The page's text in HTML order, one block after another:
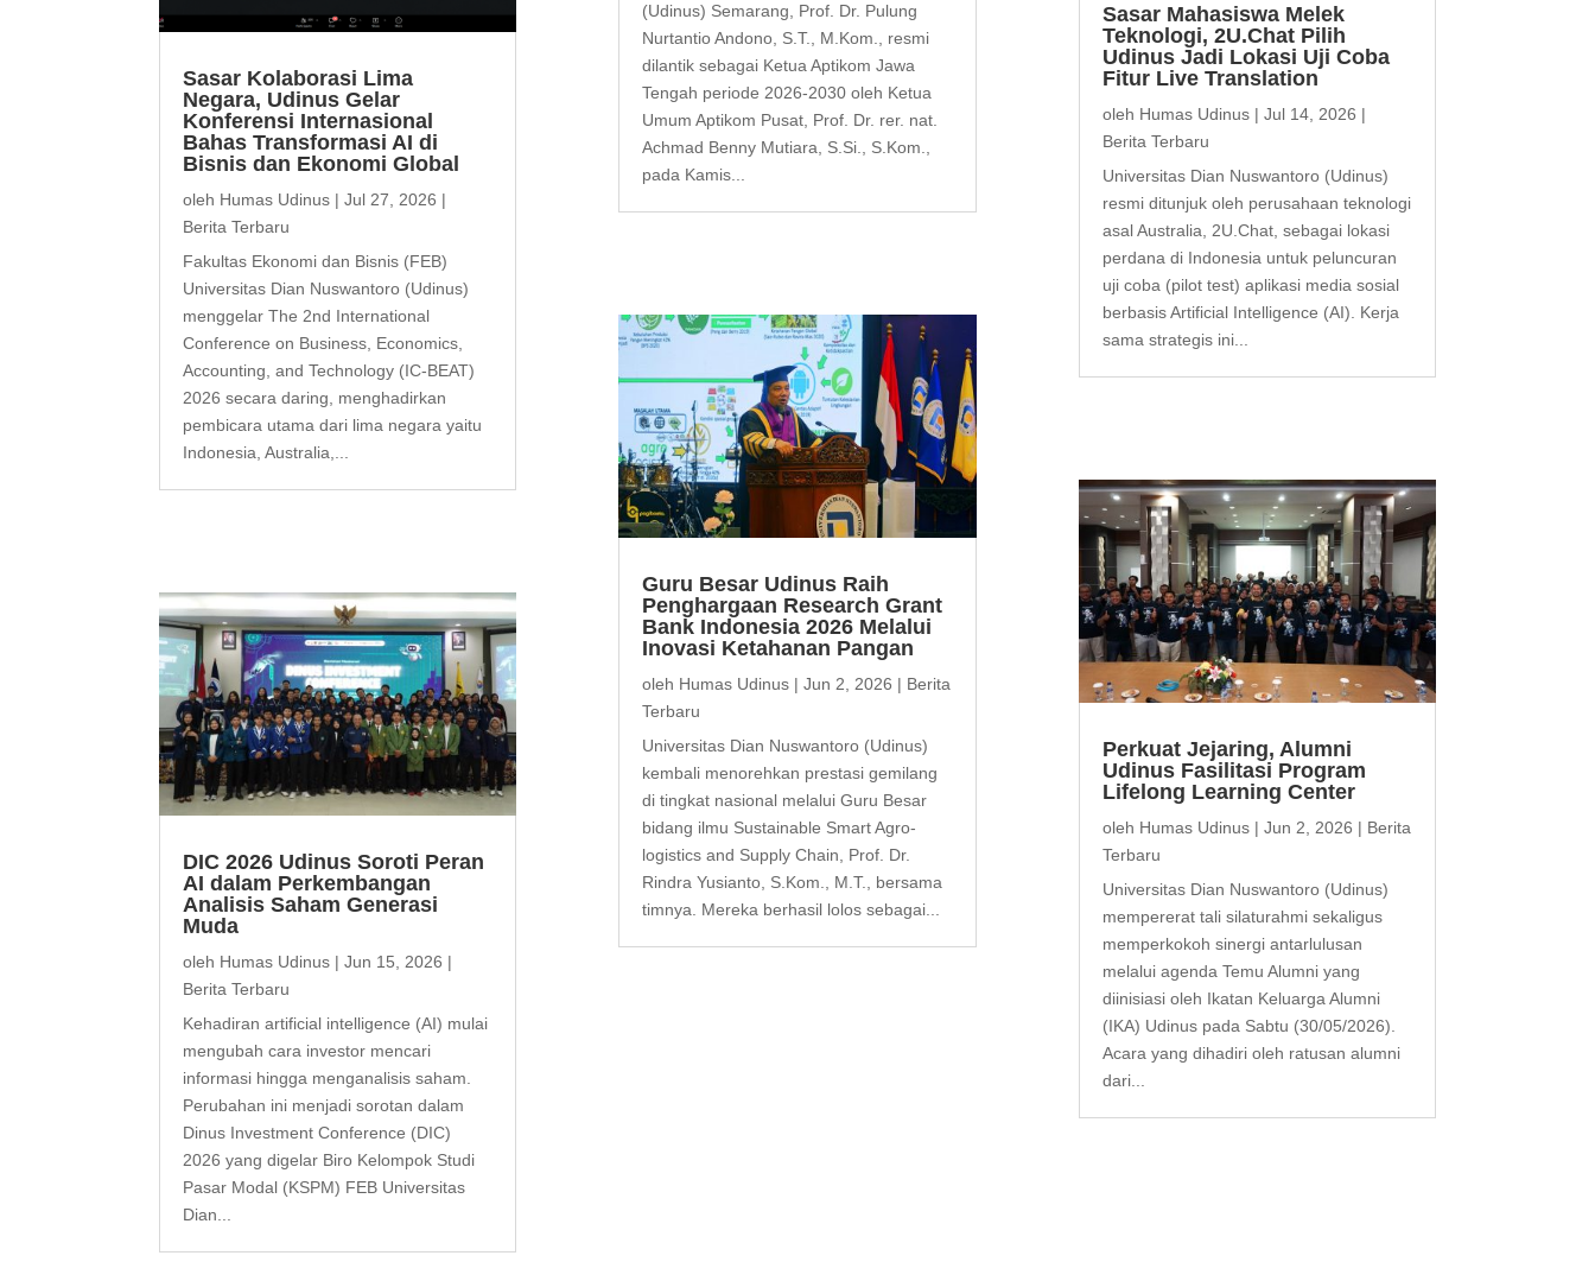
Sasar Kolaborasi Lima
Negara, Udinus Gelar
Konferensi Internasional
Bahas Transformasi AI di
Bisnis dan Ekonomi Global
oleh Humas Udinus |Jul 27, 2026 |
Berita Terbaru
Fakultas Ekonomi dan Bisnis (FEB)
Universitas Dian Nuswantoro (Udinus)
menggelar The 2nd International
Conference on Business, Economics,
Accounting, and Technology (IC-BEAT)
2026 secara daring, menghadirkan
pembicara utama dari lima negara yaitu
Indonesia, Australia,...
DIC 2026 Udinus Soroti Peran
AI dalam Perkembangan
Analisis Saham Generasi
Muda
oleh Humas Udinus |Jun 15, 2026 |
Berita Terbaru
Kehadiran artificial intelligence (AI) mulai
mengubah cara investor mencari
informasi hingga menganalisis saham.
Perubahan ini menjadi sorotan dalam
Dinus Investment Conference (DIC)
2026 yang digelar Biro Kelompok Studi
Pasar Modal (KSPM) FEB Universitas
Dian...
(Udinus) Semarang, Prof. Dr. Pulung
Nurtantio Andono, S.T., M.Kom., resmi
dilantik sebagai Ketua Aptikom Jawa
Tengah periode 2026-2030 oleh Ketua
Umum Aptikom Pusat, Prof. Dr. rer. nat.
Achmad Benny Mutiara, S.Si., S.Kom.,
pada Kamis...
Guru Besar Udinus Raih
Penghargaan Research Grant
Bank Indonesia 2026 Melalui
Inovasi Ketahanan Pangan
oleh Humas Udinus |Jun 2, 2026 | Berita
Terbaru
Universitas Dian Nuswantoro (Udinus)
kembali menorehkan prestasi gemilang
di tingkat nasional melalui Guru Besar
bidang ilmu Sustainable Smart Agro-
logistics and Supply Chain, Prof. Dr.
Rindra Yusianto, S.Kom., M.T., bersama
timnya. Mereka berhasil lolos sebagai...
Sasar Mahasiswa Melek
Teknologi, 2U.Chat Pilih
Udinus Jadi Lokasi Uji Coba
Fitur Live Translation
oleh Humas Udinus| Jul 14, 2026 |
Berita Terbaru
Universitas Dian Nuswantoro (Udinus)
resmi ditunjuk oleh perusahaan teknologi
asal Australia, 2U.Chat, sebagai lokasi
perdana di Indonesia untuk peluncuran
uji coba (pilot test) aplikasi media sosial
berbasis Artificial Intelligence (AI). Kerja
sama strategis ini...
Perkuat Jejaring, Alumni
Udinus Fasilitasi Program
Lifelong Learning Center
oleh Humas Udinus| Jun 2, 2026 | Berita
Terbaru
Universitas Dian Nuswantoro (Udinus)
mempererat tali silaturahmi sekaligus
memperkokoh sinergi antarlulusan
melalui agenda Temu Alumni yang
diinisiasi oleh Ikatan Keluarga Alumni
(IKA) Udinus pada Sabtu (30/05/2026).
Acara yang dihadiri oleh ratusan alumni
dari...